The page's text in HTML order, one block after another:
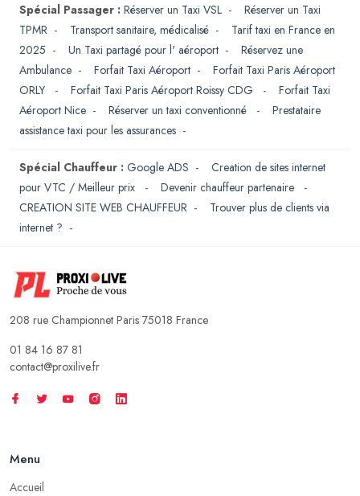
Spécial Passager : Réserver un Taxi VSL - Réserver un Taxi
TPMR - Transport sanitaire, médicalisé - Tarif taxi en France en
2025 - Un Taxi partagé pour l' aéroport - Réservez une
Ambulance - Forfait Taxi Aéroport - Forfait Taxi Paris Aéroport
ORLY
- Forfait Taxi Paris Aéroport Roissy CDG - Forfait Taxi
Aéroport Nice - Réserver un taxi conventionné - Prestataire
assistance taxi pour les assurances -
Spécial Chauffeur : Google ADS - Creation de sites internet
pour VTC / Meilleur prix
- Devenir chauffeur partenaire
-
CREATION SITE WEB CHAUFFEUR - Trouver plus de clients via
internet ? -
208 rue Championnet Paris 75018 France
01 84 16 87 81
contact@proxilive.fr
Menu
Accueil